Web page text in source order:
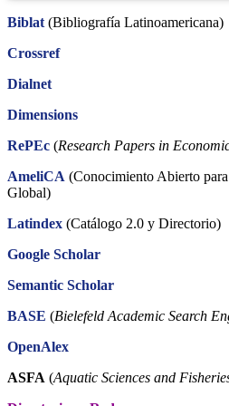
Biblat (Bibliografía Latinoamericana)
Crossref
Dialnet
Dimensions
RePEc (Research Papers in
AmeliCA (Conocimiento Abierto
Global)
Latindex (Catálogo 2.0 y Directorio)
Google Scholar
Semantic Scholar
BASE (Bielefeld Academic Search
OpenAlex
ASFA (Aquatic Sciences and